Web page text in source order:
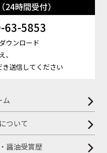
時間受付）
63-5853
ウンロード
、
送信してください
ム
ついて
醤油受賞歴